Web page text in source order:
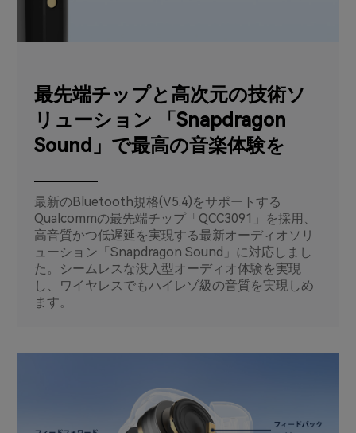
最先端チップと高次元の技術ソ
リューション 「Snapdragon
Sound」で最高の音楽体験を
最新のBluetooth規格(V5.4)をサポートする
Qualcommの最先端チップ「QCC3091」を採用、
高音質かつ低遅延を実現する最新オーディオソリ
ューション「Snapdragon Sound」に対応しまし
た。シームレスな没入型オーディオ体験を実現
し、ワイヤレスでもハイレゾ級の音質を実現しめ
ます。